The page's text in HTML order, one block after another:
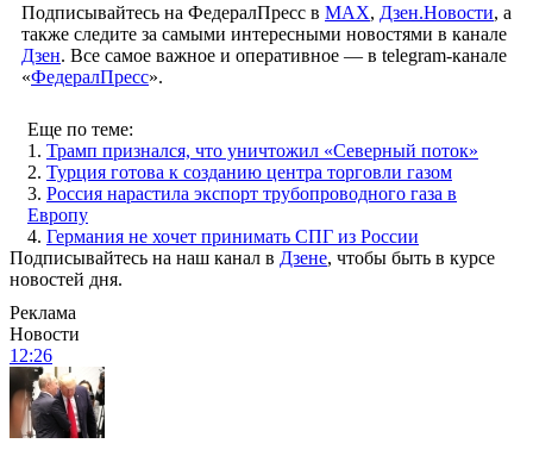
Подписывайтесь на ФедералПресс в МАХ, Дзен.Новости, а
также следите за самыми интересными новостями в канале
Дзен. Все самое важное и оперативное — в telegram-канале
«ФедералПресс».
Еще по теме:
1. Трамп признался, что уничтожил «Северный поток»
2. Турция готова к созданию центра торговли газом
3. Россия нарастила экспорт трубопроводного газа в
Европу
4. Германия не хочет принимать СПГ из России
Подписывайтесь на наш канал в Дзене, чтобы быть в курсе
новостей дня.
Реклама
Новости
12:26